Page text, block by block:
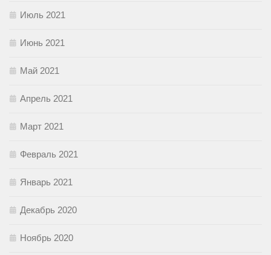
Июль 2021
Июнь 2021
Май 2021
Апрель 2021
Март 2021
Февраль 2021
Январь 2021
Декабрь 2020
Ноябрь 2020